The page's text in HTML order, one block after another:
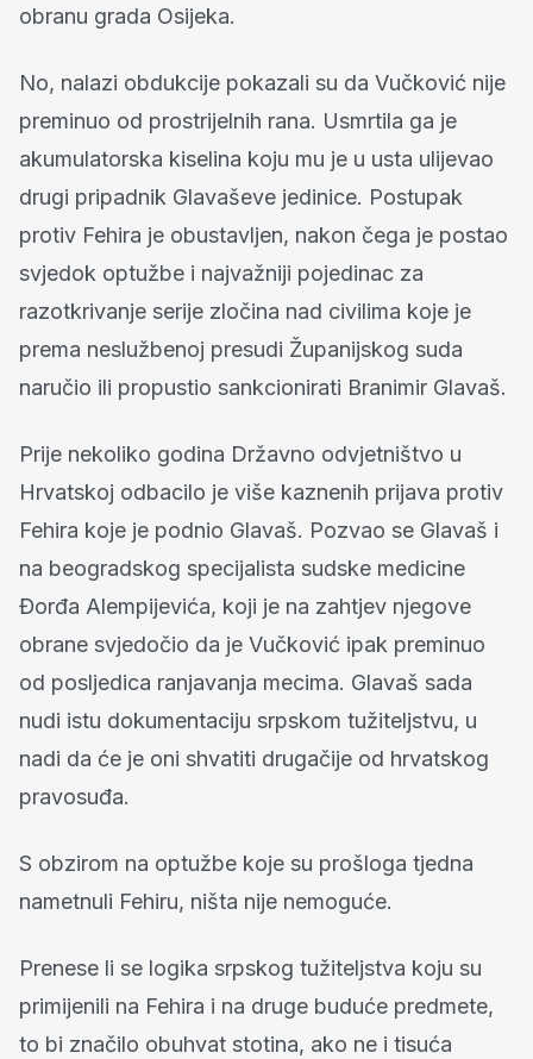
obranu grada Osijeka.
No, nalazi obdukcije pokazali su da Vučković nije
preminuo od prostrijelnih rana. Usmrtila ga je
akumulatorska kiselina koju mu je u usta ulijevao
drugi pripadnik Glavaševe jedinice. Postupak
protiv Fehira je obustavljen, nakon čega je postao
svjedok optužbe i najvažniji pojedinac za
razotkrivanje serije zločina nad civilima koje je
prema neslužbenoj presudi Županijskog suda
naručio ili propustio sankcionirati Branimir Glavaš.
Prije nekoliko godina Državno odvjetništvo u
Hrvatskoj odbacilo je više kaznenih prijava protiv
Fehira koje je podnio Glavaš. Pozvao se Glavaš i
na beogradskog specijalista sudske medicine
Đorđa Alempijevića, koji je na zahtjev njegove
obrane svjedočio da je Vučković ipak preminuo
od posljedica ranjavanja mecima. Glavaš sada
nudi istu dokumentaciju srpskom tužiteljstvu, u
nadi da će je oni shvatiti drugačije od hrvatskog
pravosuđa.
S obzirom na optužbe koje su prošloga tjedna
nametnuli Fehiru, ništa nije nemoguće.
Prenese li se logika srpskog tužiteljstva koju su
primijenili na Fehira i na druge buduće predmete,
to bi značilo obuhvat stotina, ako ne i tisuća